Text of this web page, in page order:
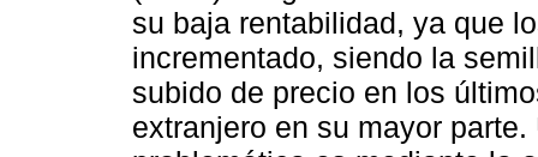
su baja rentabilidad, ya que
incrementado, siendo la
subido de precio en los
extranjero en su mayor